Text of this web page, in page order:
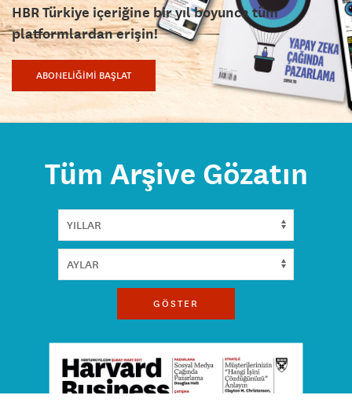
HBR Türkiye içeriğine bir yıl boyunca tüm
platformlardan erişin!
ABONELİĞİMİ BAŞLAT
Tüm Arşive Gözatın
GÖSTER